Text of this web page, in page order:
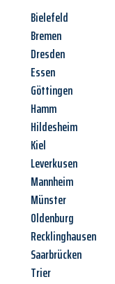
Bielefeld
Bremen
Dresden
Essen
Göttingen
Hamm
Hildesheim
Kiel
Leverkusen
Mannheim
Münster
Oldenburg
Recklinghausen
Saarbrücken
Trier